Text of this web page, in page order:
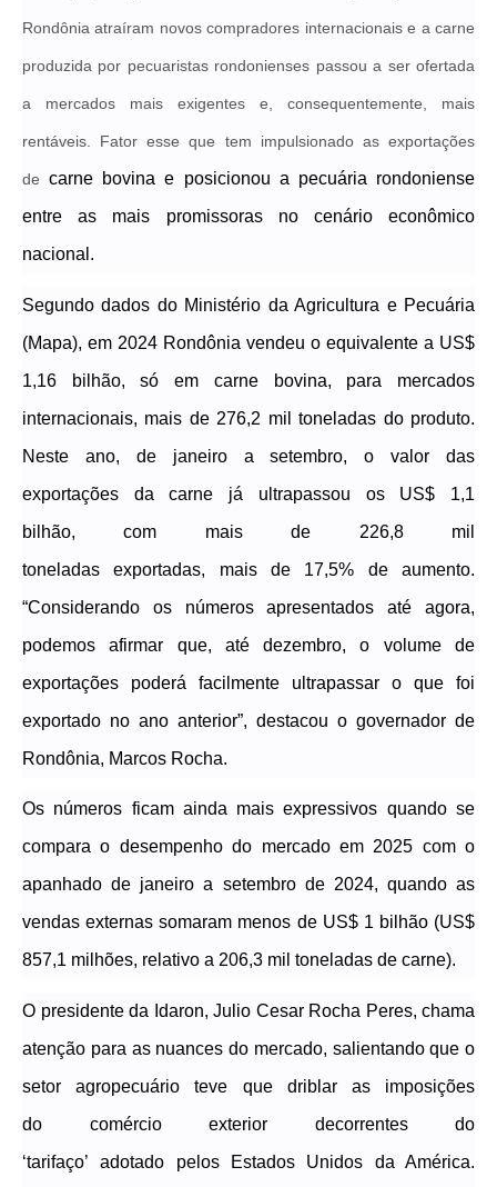
Rondônia atraíram novos compradores internacionais e a carne
produzida por pecuaristas rondonienses passou a ser ofertada
a mercados mais exigentes e, consequentemente, mais
rentáveis. Fator esse que tem impulsionado as exportações
decarne bovinae posicionou a pecuária rondoniense
entre as mais promissoras no cenário econômico
nacional.
Segundo dados do Ministério da Agricultura e Pecuária
(Mapa), em 2024 Rondônia vendeu o equivalente a US$
1,16 bilhão,só em carne bovina, para mercados
internacionais, mais de 276,2 mil toneladas do produto.
Neste ano, de janeiro a setembro,o valor das
exportações da carne já ultrapassou osUS$ 1,1
bilhão,com mais de 226,8 mil
toneladasexportadas, mais de 17,5% de aumento.
“Considerando os números apresentados até agora,
podemos afirmar que, até dezembro, o volume de
exportações poderá facilmente ultrapassar o que foi
exportado no ano anterior”, destacou o governador de
Rondônia, Marcos Rocha.
Os números ficam ainda mais expressivos quando se
compara o desempenho do mercado em 2025 com o
apanhado de janeiro a setembro de 2024, quando as
vendas externas somaram menos de US$ 1 bilhão (US$
857,1 milhões, relativo a 206,3 mil toneladas de carne).
O presidente da Idaron, Julio Cesar Rocha Peres, chama
atenção para as nuances do mercado, salientandoque o
setor agropecuário teve que driblar as imposições
do comércioexterior decorrentes do
‘tarifaço’ adotado pelos Estados Unidos da América.